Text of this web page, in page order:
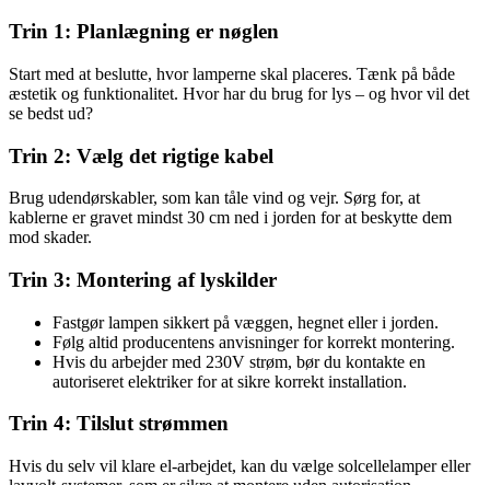
Trin 1: Planlægning er nøglen
Start med at beslutte, hvor lamperne skal placeres. Tænk på både
æstetik og funktionalitet. Hvor har du brug for lys – og hvor vil det
se bedst ud?
Trin 2: Vælg det rigtige kabel
Brug udendørskabler, som kan tåle vind og vejr. Sørg for, at
kablerne er gravet mindst 30 cm ned i jorden for at beskytte dem
mod skader.
Trin 3: Montering af lyskilder
Fastgør lampen sikkert på væggen, hegnet eller i jorden.
Følg altid producentens anvisninger for korrekt montering.
Hvis du arbejder med 230V strøm, bør du kontakte en
autoriseret elektriker for at sikre korrekt installation.
Trin 4: Tilslut strømmen
Hvis du selv vil klare el-arbejdet, kan du vælge solcellelamper eller